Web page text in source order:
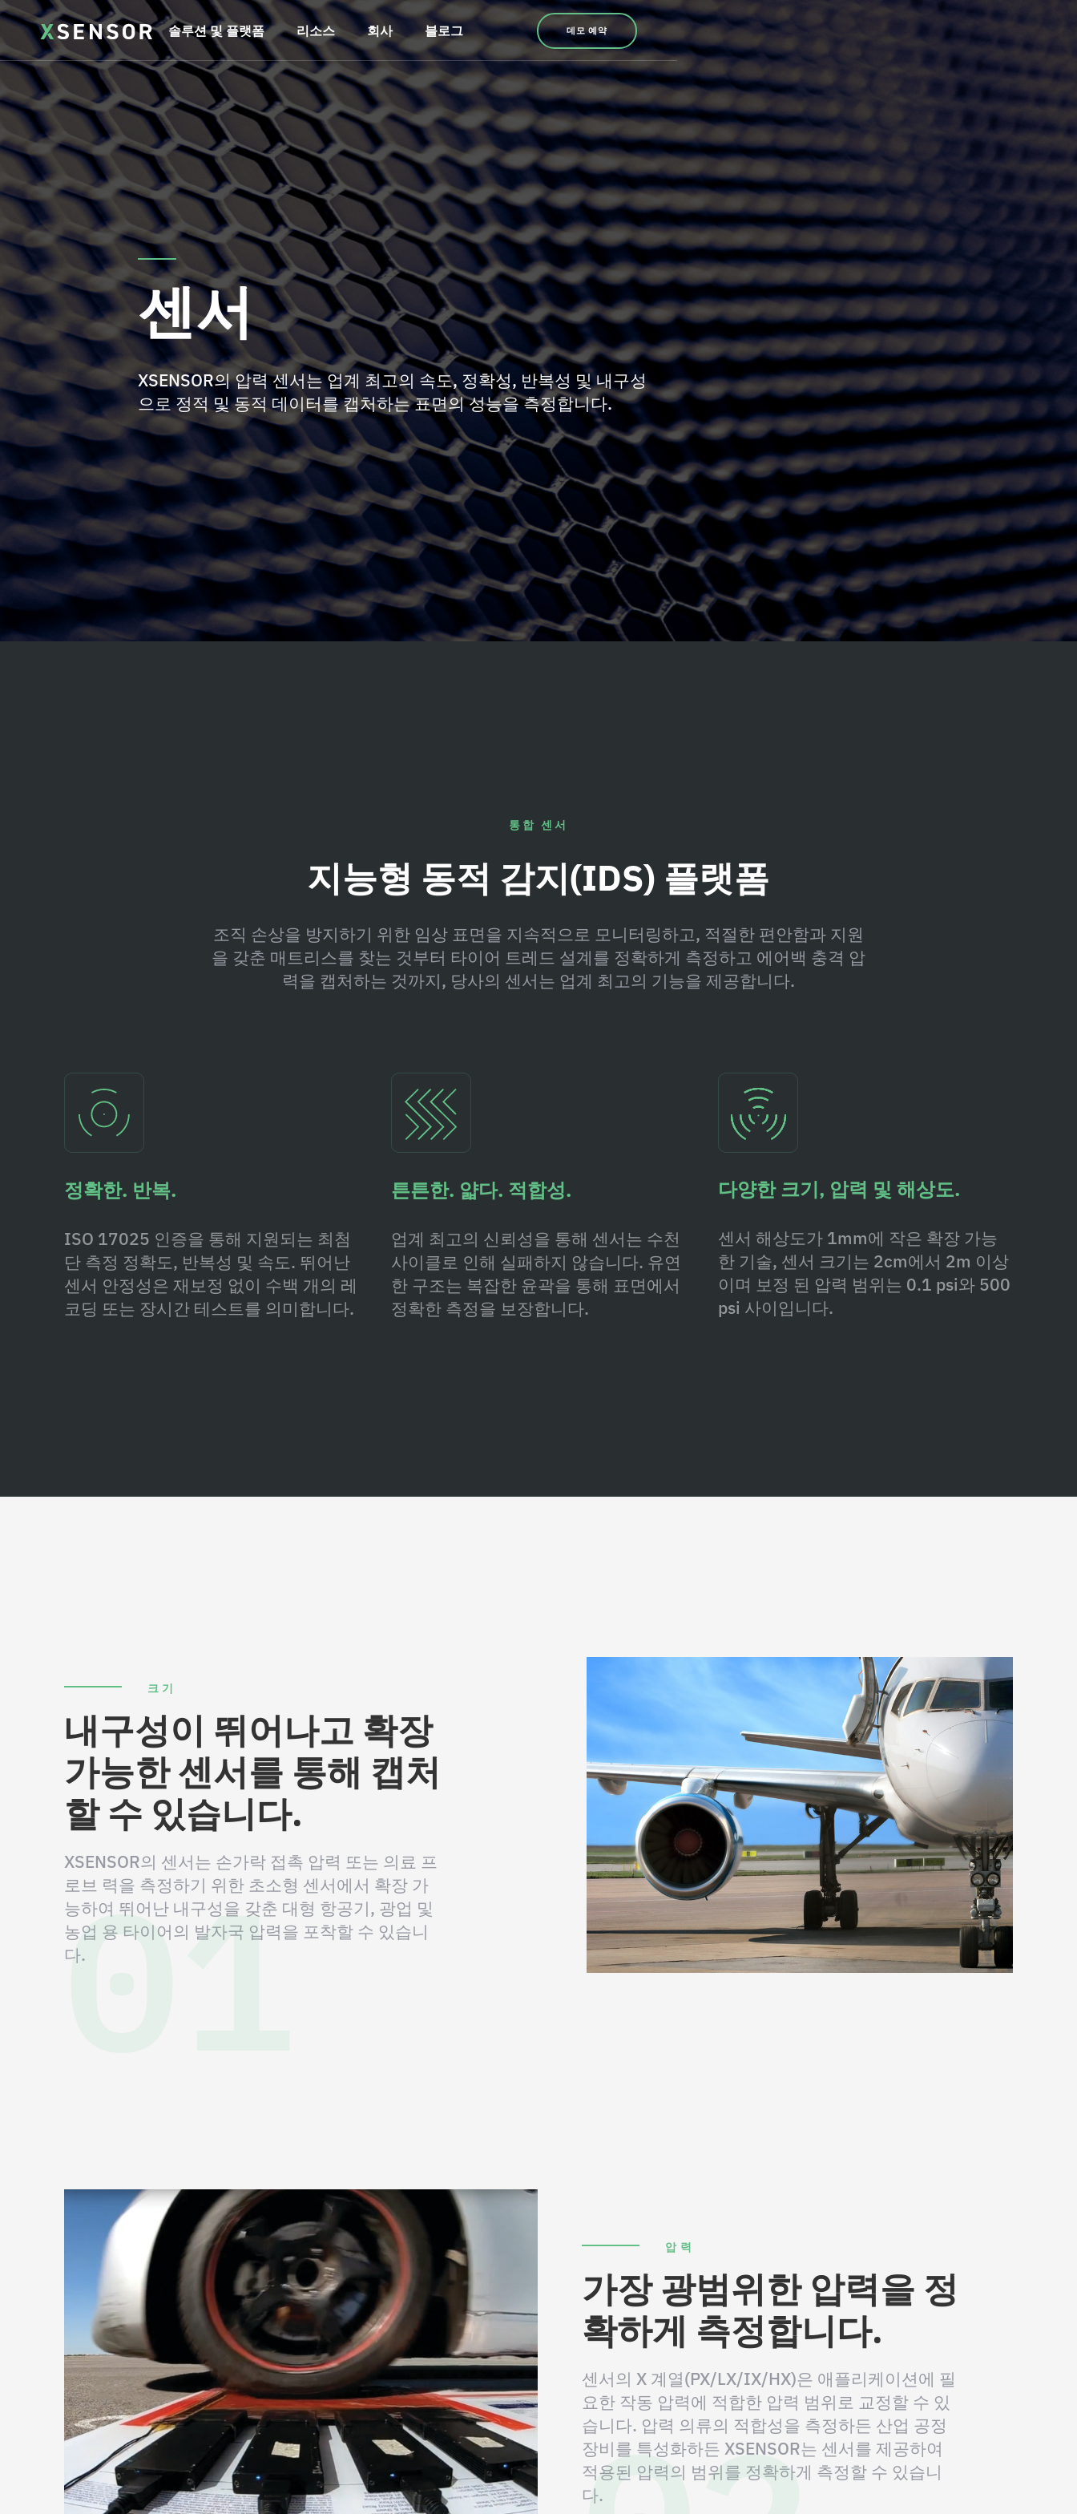
솔루션 및 플랫폼 리소스 회사 블로그 데모 예약
센서
XSENSOR의 압력 센서는 업계 최고의 속도, 정확성, 반복성 및 내구성
으로 정적 및 동적 데이터를 캡처하는 표면의 성능을 측정합니다.
통합 센서
지능형 동적 감지(IDS) 플랫폼
조직 손상을 방지하기 위한 임상 표면을 지속적으로 모니터링하고, 적절한 편안함과 지원
을 갖춘 매트리스를 찾는 것부터 타이어 트레드 설계를 정확하게 측정하고 에어백 충격 압
력을 캡처하는 것까지, 당사의 센서는 업계 최고의 기능을 제공합니다.
정확한. 반복.
ISO 17025 인증을 통해 지원되는 최첨
단 측정 정확도, 반복성 및 속도. 뛰어난
센서 안정성은 재보정 없이 수백 개의 레
코딩 또는 장시간 테스트를 의미합니다.
튼튼한. 얇다. 적합성.
업계 최고의 신뢰성을 통해 센서는 수천
사이클로 인해 실패하지 않습니다. 유연
한 구조는 복잡한 윤곽을 통해 표면에서
정확한 측정을 보장합니다.
다양한 크기, 압력 및 해상도.
센서 해상도가 1mm에 작은 확장 가능
한 기술, 센서 크기는 2cm에서 2m 이상
이며 보정 된 압력 범위는 0.1 psi와 500
psi 사이입니다.
크기
내구성이 뛰어나고 확장
가능한 센서를 통해 캡처
할 수 있습니다.
XSENSOR의 센서는 손가락 접촉 압력 또는 의료 프
로브 력을 측정하기 위한 초소형 센서에서 확장 가
능하여 뛰어난 내구성을 갖춘 대형 항공기, 광업 및
농업 용 타이어의 발자국 압력을 포착할 수 있습니
다.
01
압력
가장 광범위한 압력을 정
확하게 측정합니다.
센서의 X 계열(PX/LX/IX/HX)은 애플리케이션에 필
요한 작동 압력에 적합한 압력 범위로 교정할 수 있
습니다. 압력 의류의 적합성을 측정하든 산업 공정
장비를 특성화하든 XSENSOR는 센서를 제공하여
적용된 압력의 범위를 정확하게 측정할 수 있습니
다.